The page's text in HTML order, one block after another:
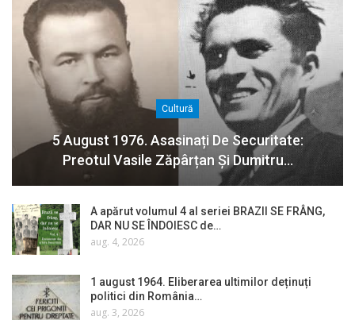
Cultură
5 August 1976. Asasinați De Securitate:
Preotul Vasile Zăpârțan Și Dumitru…
A apărut volumul 4 al seriei BRAZII SE FRÂNG,
DAR NU SE ÎNDOIESC de…
aug. 4, 2026
1 august 1964. Eliberarea ultimilor deținuți
politici din România…
aug. 3, 2026